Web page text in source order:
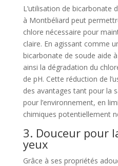
L’utilisation de bicarbonate
à Montbéliard peut
chlore nécessaire pour
claire. En agissant comme
bicarbonate de soude aide
ainsi la dégradation du
de pH. Cette réduction de
des avantages tant pour la
pour l’environnement, en
chimiques potentiellement
3. Douceur pour
yeux
Grâce à ses propriétés